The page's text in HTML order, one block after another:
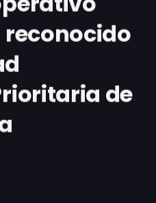
de